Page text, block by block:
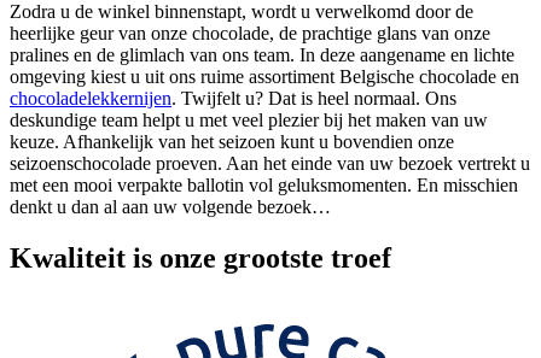
Zodra u de winkel binnenstapt, wordt u verwelkomd door de
heerlijke geur van onze chocolade, de prachtige glans van onze
pralines en de glimlach van ons team. In deze aangename en lichte
omgeving kiest u uit ons ruime assortiment Belgische chocolade en
chocoladelekkernijen. Twijfelt u? Dat is heel normaal. Ons
deskundige team helpt u met veel plezier bij het maken van uw
keuze. Afhankelijk van het seizoen kunt u bovendien onze
seizoenschocolade proeven. Aan het einde van uw bezoek vertrekt u
met een mooi verpakte ballotin vol geluksmomenten. En misschien
denkt u dan al aan uw volgende bezoek…
Kwaliteit is onze grootste troef